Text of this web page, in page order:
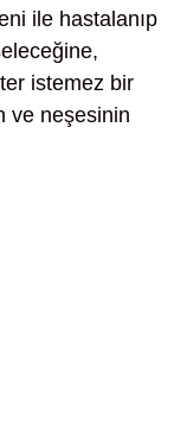
ile hastalanıp
istemez bir
ve neşesinin